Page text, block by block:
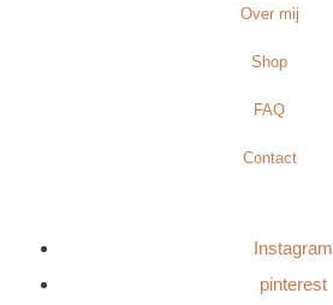
Over mij
Shop
FAQ
Contact
Instagram
pinterest